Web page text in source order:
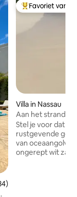
beoordeling van
Topfavoriet van
Favoriet van
Villa in Nassau
Aan het strand •
Eten •
Stel je voor dat je
rustgevende
van
ongerept wit